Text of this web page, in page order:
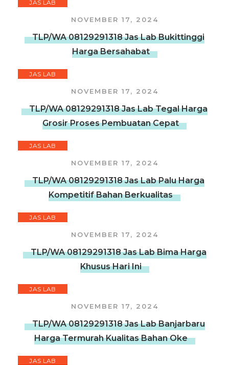
JAS LAB
NOVEMBER 17, 2024
TLP/WA 08129291318 Jas Lab Bukittinggi
Harga Bersahabat
JAS LAB
NOVEMBER 17, 2024
TLP/WA 08129291318 Jas Lab Tegal Harga
Grosir Proses Pembuatan Cepat
JAS LAB
NOVEMBER 17, 2024
TLP/WA 08129291318 Jas Lab Palu Harga
Kompetitif Bahan Berkualitas
JAS LAB
NOVEMBER 17, 2024
TLP/WA 08129291318 Jas Lab Bima Harga
Khusus Hari Ini
JAS LAB
NOVEMBER 17, 2024
TLP/WA 08129291318 Jas Lab Banjarbaru
Harga Termurah Kualitas Bahan Oke
JAS LAB